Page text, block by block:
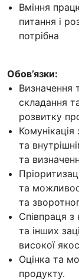
Вміння
питання і
потрібна
Обов’язки:
Визначення
складання
розвитку
та
та
та
та
Співпраця
та інших
високої
Оцінка та
продукту.